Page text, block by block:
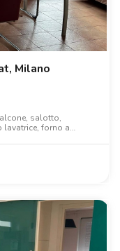
Milano
salotto,
lavatrice, forno a